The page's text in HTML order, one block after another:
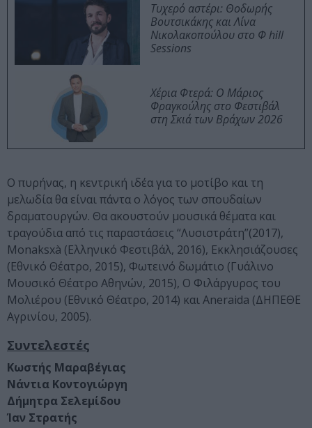
Τυχερό αστέρι: Θοδωρής
Βουτσικάκης και Λίνα
Νικολακοπούλου στο Φ hill
Sessions
Χέρια Φτερά: Ο Μάριος
Φραγκούλης στο Φεστιβάλ
στη Σκιά των Βράχων 2026
Ο πυρήνας, η κεντρική ιδέα για το μοτίβο και τη
μελωδία θα είναι πάντα ο λόγος των σπουδαίων
δραματουργών. Θα ακουστούν μουσικά θέματα και
τραγούδια από τις παραστάσεις “Λυσιστράτη”(2017),
Monaksxà (Ελληνικό Φεστιβάλ, 2016), Εκκλησιάζουσες
(Εθνικό Θέατρο, 2015), Φωτεινό δωμάτιο (Γυάλινο
Μουσικό Θέατρο Αθηνών, 2015), Ο Φιλάργυρος του
Μολιέρου (Εθνικό Θέατρο, 2014) και Aneraida (ΔΗΠΕΘΕ
Αγρινίου, 2005).
Συντελεστές
Κωστής Μαραβέγιας
Νάντια Κοντογιώργη
Δήμητρα Σελεμίδου
Ίαν Στρατής